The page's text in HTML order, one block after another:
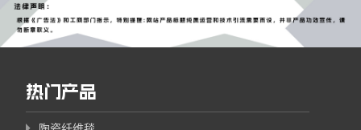
热门产品